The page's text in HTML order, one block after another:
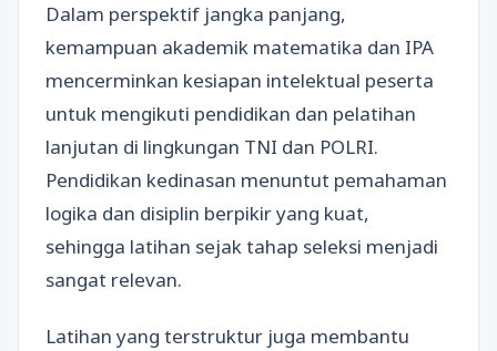
Dalam perspektif jangka panjang,
kemampuan akademik matematika dan IPA
mencerminkan kesiapan intelektual peserta
untuk mengikuti pendidikan dan pelatihan
lanjutan di lingkungan TNI dan POLRI.
Pendidikan kedinasan menuntut pemahaman
logika dan disiplin berpikir yang kuat,
sehingga latihan sejak tahap seleksi menjadi
sangat relevan.
Latihan yang terstruktur juga membantu